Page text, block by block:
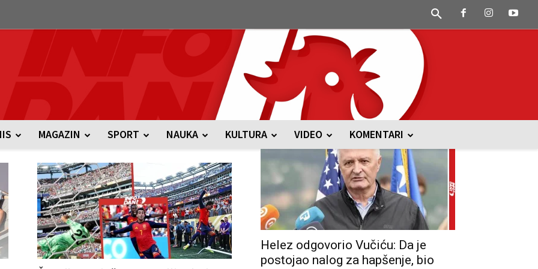
MAGAZIN SPORT NAUKA KULTURA VIDEO KOMENTARI
Helez odgovorio Vučiću: Da je
postojao nalog za hapšenje, bio